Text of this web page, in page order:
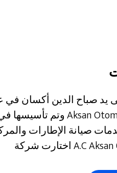
صيانة الإطارات